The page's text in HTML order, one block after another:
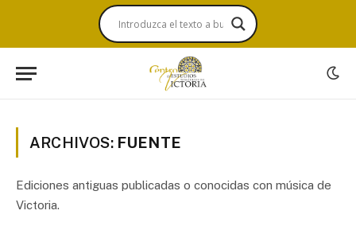
ARCHIVOS: FUENTE
Ediciones antiguas publicadas o conocidas con música de
Victoria.